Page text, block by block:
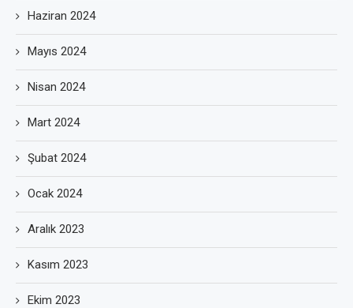
Haziran 2024
Mayıs 2024
Nisan 2024
Mart 2024
Şubat 2024
Ocak 2024
Aralık 2023
Kasım 2023
Ekim 2023